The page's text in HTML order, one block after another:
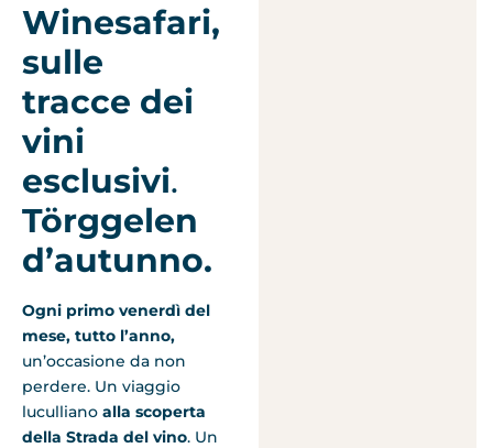
Winesafari,
sulle
tracce dei
vini
esclusivi.
Törggelen
d’autunno.
Ogni primo venerdì del
mese, tutto l’anno,
un’occasione da non
perdere. Un viaggio
luculliano alla scoperta
della Strada del vino. Un